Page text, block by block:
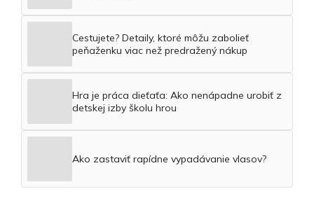
Cestujete? Detaily, ktoré môžu zabolieť
peňaženku viac než predražený nákup
Hra je práca dieťaťa: Ako nenápadne urobiť z
detskej izby školu hrou
Ako zastaviť rapídne vypadávanie vlasov?